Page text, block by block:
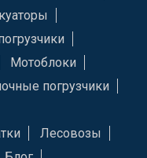
Мотоблоки
погрузчики
Лесовозы